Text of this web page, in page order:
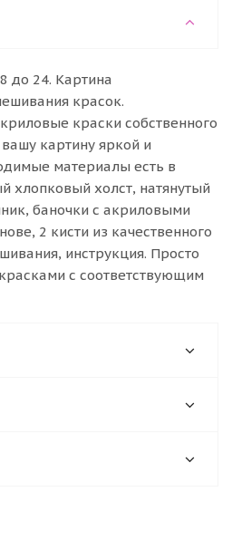
до 24. Картина
красок.
краски собственного
картину яркой и
материалы есть в
хлопковый холст, натянутый
баночки с акриловыми
2 кисти из качественного
инструкция. Просто
с соответствующим